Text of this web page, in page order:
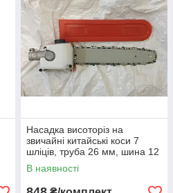
Насадка висоторіз на
звичайні китайські коси 7
шліців, труба 26 мм, шина 12
дюймів
В наявності